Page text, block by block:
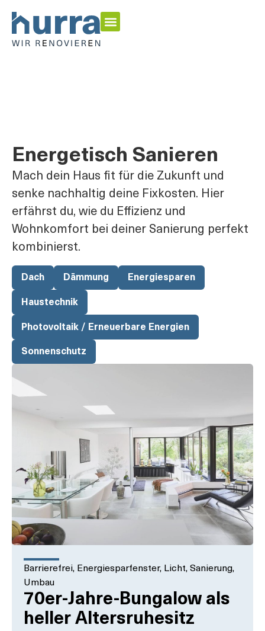
Energetisch Sanieren
Mach dein Haus fit für die Zukunft und
senke nachhaltig deine Fixkosten. Hier
erfährst du, wie du Effizienz und
Wohnkomfort bei deiner Sanierung perfekt
kombinierst.
Dach Dämmung Energiesparen
Haustechnik
Photovoltaik / Erneuerbare Energien
Sonnenschutz
Barrierefrei, Energiesparfenster, Licht, Sanierung,
Umbau
70er-Jahre-Bungalow als
heller Altersruhesitz